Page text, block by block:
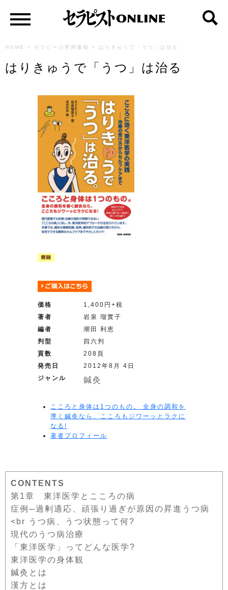
HOME > セラピーの実用書籍 > はりきゅうで「うつ」は治る
はりきゅうで「うつ」は治る
価格
1,400円+税
著者
岩泉 瑠實子
編者
潮田 利恵
判型
四六判
貢数
208頁
発売日
2012年8月 4日
ジャンル
鍼灸
こころと身体は1つのもの。 全身の調和を
導く鍼灸なら、こころもジワーッとラクに
なる!
著者プロフィール
CONTENTS
第1章 東洋医学とこころの病
症例─過剰適応、頑張り過ぎが原因の昇進うつ病
<br うつ病、うつ状態って何?
現代のうつ病治療
「東洋医学」ってどんな医学?
東洋医学の身体観
鍼灸とは
漢方とは